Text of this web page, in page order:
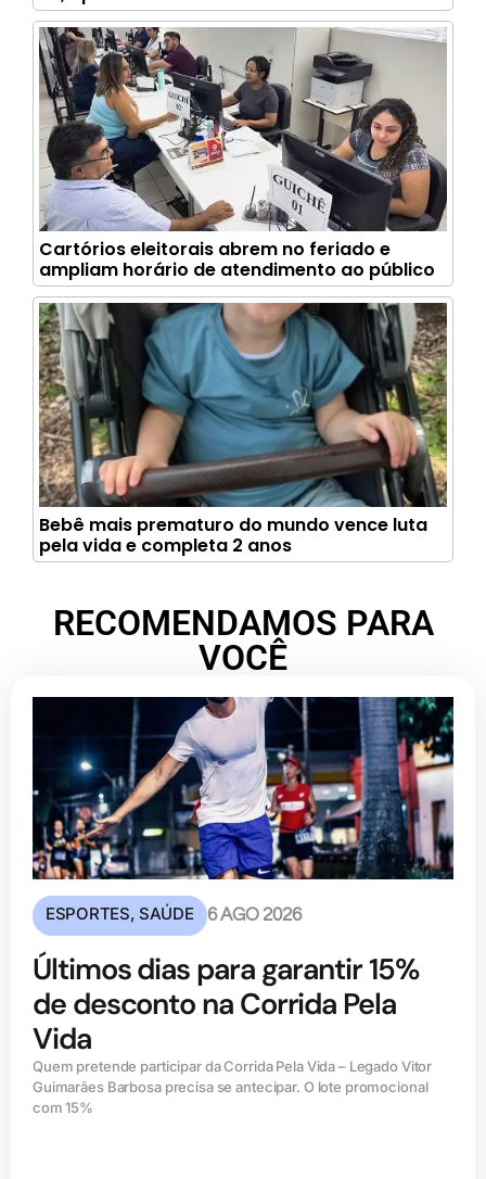
Cartórios eleitorais abrem no feriado e
ampliam horário de atendimento ao público
Bebê mais prematuro do mundo vence luta
pela vida e completa 2 anos
RECOMENDAMOS PARA
VOCÊ
ESPORTES,SAÚDE 6 AGO 2026
Últimos dias para garantir 15%
de desconto na Corrida Pela
Vida
Quem pretende participar da Corrida Pela Vida – Legado Vitor
Guimarães Barbosa precisa se antecipar. O lote promocional
com 15%